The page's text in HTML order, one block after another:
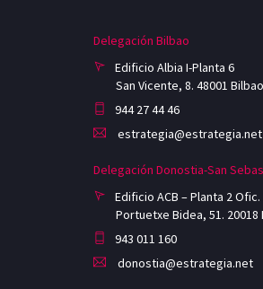
Delegación Bilbao
Edificio Albia I-Planta 6
San Vicente, 8. 48001 Bilbao
944 27 44 46
estrategia@estrategia.net
Delegación Donostia-San
Edificio ACB – Planta 2 Ofic.
Portuetxe Bidea, 51. 20018
943 011 160
donostia@estrategia.net